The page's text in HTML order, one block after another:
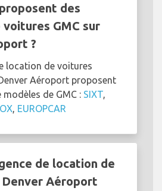
des
GMC sur
?
location de voitures
Aéroport proposent
modèles de GMC : SIXT
EUROPCAR
de location de
Aéroport